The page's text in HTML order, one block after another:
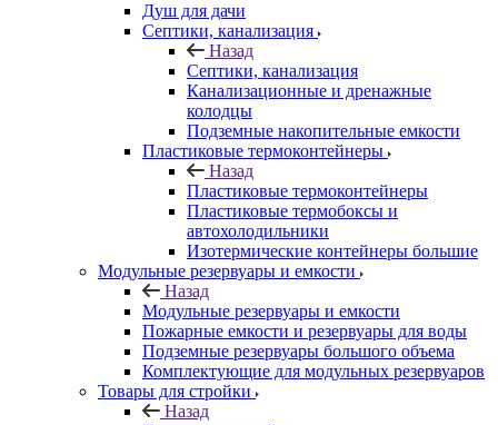
Душ для дачи
Септики, канализация
Назад
Септики, канализация
Канализационные и дренажные
колодцы
Подземные накопительные емкости
Пластиковые термоконтейнеры
Назад
Пластиковые термоконтейнеры
Пластиковые термобоксы и
автохолодильники
Изотермические контейнеры большие
Модульные резервуары и емкости
Назад
Модульные резервуары и емкости
Пожарные емкости и резервуары для воды
Подземные резервуары большого объема
Комплектующие для модульных резервуаров
Товары для стройки
Назад